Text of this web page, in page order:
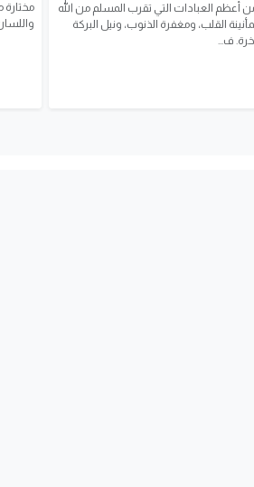
من أعظم العبادات التي تقرب المسلم من الله
القلب، ومغفرة الذنوب، ونيل البركة
ف...
مختارة